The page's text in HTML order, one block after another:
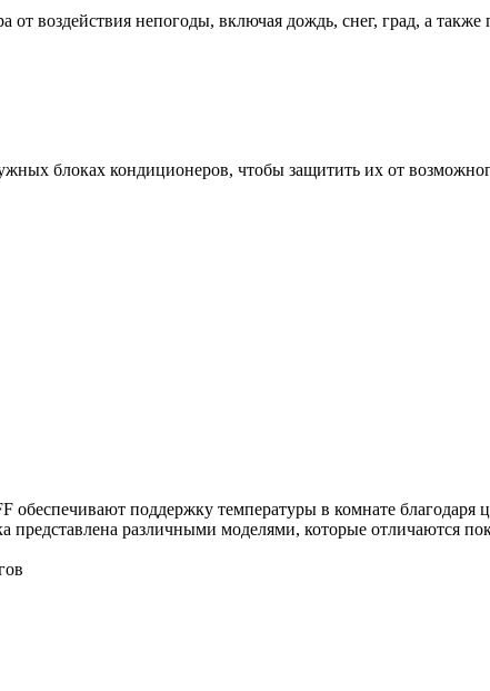
воздействия непогоды, включая дождь, снег, град, а
блоках кондиционеров, чтобы защитить их от
поддержку температуры в комнате благодаря
различными моделями, которые отличаются